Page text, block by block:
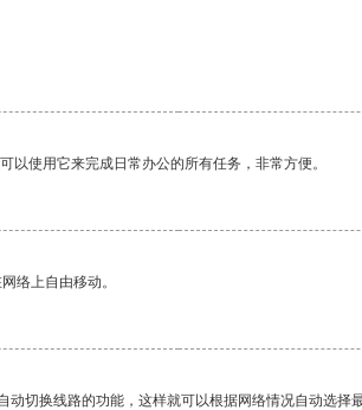
使用它来完成日常办公的所有任务，非常方便。
络上自由移动。
切换线路的功能，这样就可以根据网络情况自动选择